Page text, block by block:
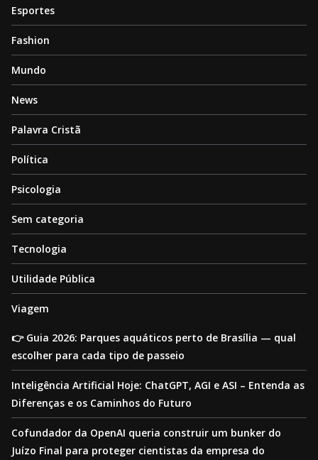
Esportes
Fashion
Mundo
News
Palavra Cristã
Política
Psicologia
Sem categoria
Tecnologia
Utilidade Pública
Viagem
👉 Guia 2026: Parques aquáticos perto de Brasília — qual
escolher para cada tipo de passeio
Inteligência Artificial Hoje: ChatGPT, AGI e ASI – Entenda as
Diferenças e os Caminhos do Futuro
Cofundador da OpenAI queria construir um bunker do
Juízo Final para proteger cientistas da empresa do